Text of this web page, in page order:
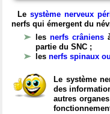
Le système nerveux
nerfs qui émergent du
les nerfs crâniens
partie du SNC ;
les nerfs spinaux
Le système
des
autres